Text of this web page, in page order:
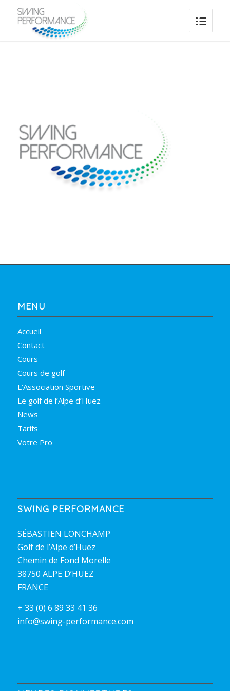
MENU
Accueil
Contact
Cours
Cours de golf
L’Association Sportive
Le golf de l’Alpe d’Huez
News
Tarifs
Votre Pro
SWING PERFORMANCE
SÉBASTIEN LONCHAMP
Golf de l’Alpe d’Huez
Chemin de Fond Morelle
38750 ALPE D’HUEZ
FRANCE
+ 33 (0) 6 89 33 41 36
info@swing-performance.com